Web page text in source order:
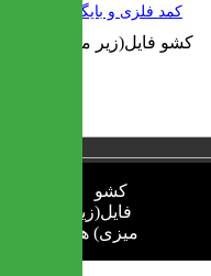
کمد فلزی و بایگانی